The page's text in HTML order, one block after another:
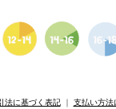
法に基づく表記｜ 支払い方法